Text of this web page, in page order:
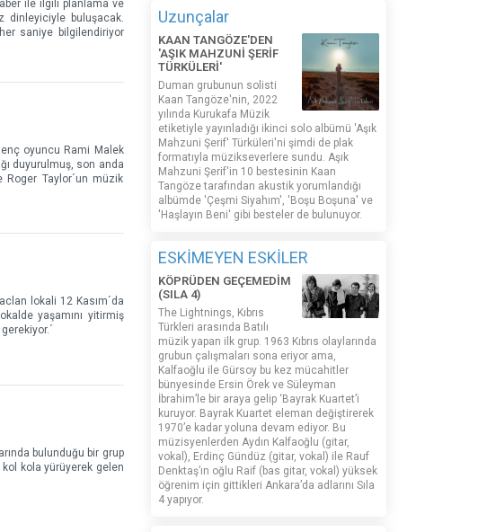
ile ilgili planlama ve
dinleyiciyle buluşacak.
saniye bilgilendiriyor
oyuncu Rami Malek
duyurulmuş, son anda
Roger Taylor´un müzik
lokali 12 Kasım´da
yaşamını yitirmiş
bulunduğu bir grup
kola yürüyerek gelen
Uzunçalar
KAAN TANGÖZE'DEN
'AŞIK MAHZUNİ ŞERİF
TÜRKÜLERİ'
Duman grubunun solisti
Kaan Tangöze'nin, 2022
yılında Kurukafa Müzik
etiketiyle yayınladığı ikinci solo albümü 'Aşık
Mahzuni Şerif' Türküleri'ni şimdi de plak
formatıyla müzikseverlere sundu. Aşık
Mahzuni Şerif'in 10 bestesinin Kaan
Tangöze tarafından akustik yorumlandığı
albümde 'Çeşmi Siyahım', 'Boşu Boşuna' ve
'Haşlayın Beni' gibi besteler de bulunuyor.
ESKİMEYEN ESKİLER
KÖPRÜDEN GEÇEMEDİM
(SILA 4)
The Lightnings, Kıbrıs
Türkleri arasında Batılı
müzik yapan ilk grup. 1963 Kıbrıs olaylarında
grubun çalışmaları sona eriyor ama,
Kalfaoğlu ile Gürsoy bu kez mücahitler
bünyesinde Ersin Örek ve Süleyman
İbrahim’le bir araya gelip ‘Bayrak Kuartet’i
kuruyor. Bayrak Kuartet eleman değiştirerek
1970’e kadar yoluna devam ediyor. Bu
müzisyenlerden Aydın Kalfaoğlu (gitar,
vokal), Erdinç Gündüz (gitar, vokal) ile Rauf
Denktaş’ın oğlu Raif (bas gitar, vokal) yüksek
öğrenim için gittikleri Ankara’da adlarını Sıla
4 yapıyor.